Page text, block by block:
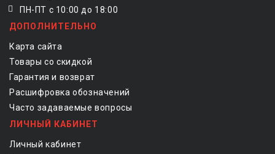
ПН-ПТ с 10:00 до 18:00
ДОПОЛНИТЕЛЬНО
Карта сайта
Товары со скидкой
Гарантия и возврат
Расшифровка обозначений
Часто задаваемые вопросы
ЛИЧНЫЙ КАБИНЕТ
Личный кабинет